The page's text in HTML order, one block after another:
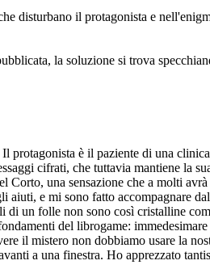
disturbano il protagonista e
la soluzione si trova
protagonista è il paziente di una
cifrati, che tuttavia mantiene la
Corto, una sensazione che a molti
e mi sono fatto accompagnare
un folle non sono così cristalline
del librogame:
il mistero non dobbiamo usare la
a una finestra. Ho apprezzato